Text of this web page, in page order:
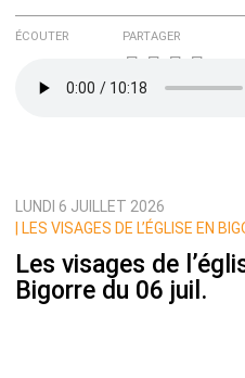
de cette discussion par
ÉCOUTER PARTAGER
LUNDI 6 JUILLET 2026
LES VISAGES DE L’ÉGLISE EN
Les visages de
Bigorre du 06 juil.